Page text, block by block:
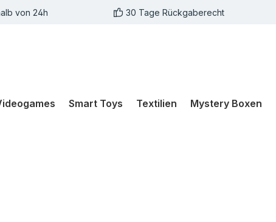
von 24h 30 Tage Rückgaberecht
Smart Toys Textilien Mystery Boxen